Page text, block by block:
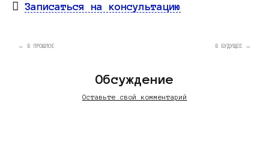
Записаться на консультацию
← В ПРОШЛОЕ В БУДУЩЕЕ →
Обсуждение
Оставьте свой комментарий